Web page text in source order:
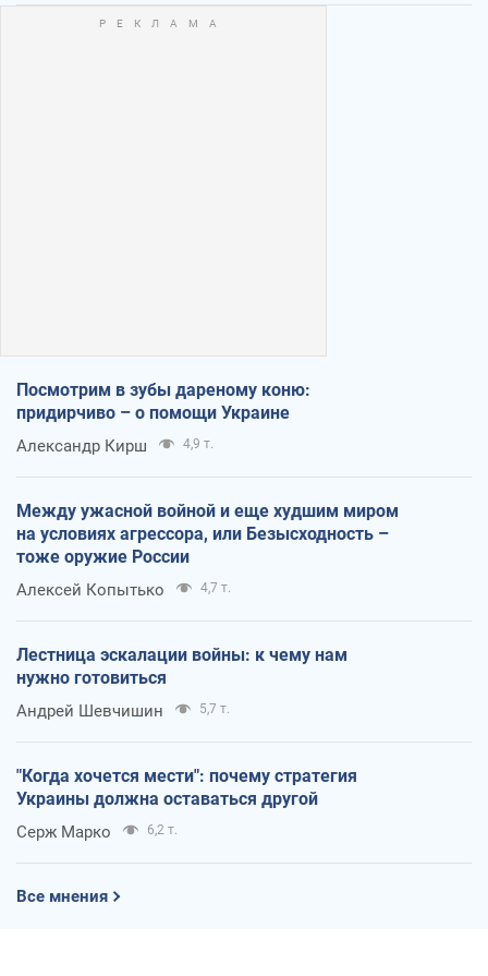
Посмотрим в зубы дареному коню:
придирчиво – о помощи Украине
Александр Кирш 4,9 т.
Между ужасной войной и еще худшим миром
на условиях агрессора, или Безысходность –
тоже оружие России
Алексей Копытько 4,7 т.
Лестница эскалации войны: к чему нам
нужно готовиться
Андрей Шевчишин 5,7 т.
"Когда хочется мести": почему стратегия
Украины должна оставаться другой
Серж Марко 6,2 т.
Все мнения